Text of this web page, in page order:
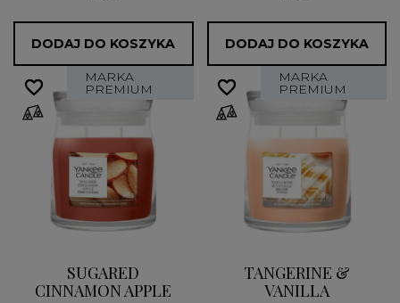
DODAJ DO KOSZYKA DODAJ DO KOSZYKA
MARKA
PREMIUM
SUGARED
CINNAMON APPLE
favorite_border
favorite_border MARKA
PREMIUM
TANGERINE &
VANILLA
favorite_border
favorite_border